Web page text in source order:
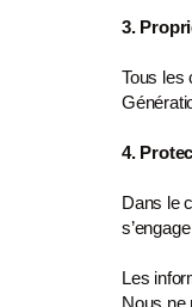
3.
Tous les
4.
Dans le
Les
Nous ne